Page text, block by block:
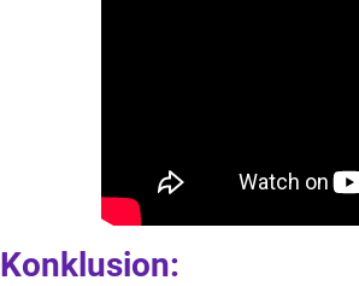
Konklusion: